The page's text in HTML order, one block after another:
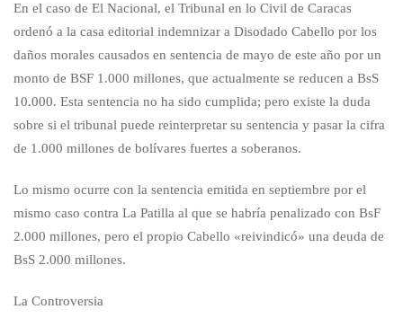
En el caso de El Nacional, el Tribunal en lo Civil de Caracas
ordenó a la casa editorial indemnizar a Disodado Cabello por los
daños morales causados en sentencia de mayo de este año por un
monto de BSF 1.000 millones, que actualmente se reducen a BsS
10.000. Esta sentencia no ha sido cumplida; pero existe la duda
sobre si el tribunal puede reinterpretar su sentencia y pasar la cifra
de 1.000 millones de bolívares fuertes a soberanos.
Lo mismo ocurre con la sentencia emitida en septiembre por el
mismo caso contra La Patilla al que se habría penalizado con BsF
2.000 millones, pero el propio Cabello «reivindicó» una deuda de
BsS 2.000 millones.
La Controversia